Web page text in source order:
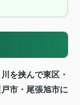
を挟んで東区・
市・尾張旭市に